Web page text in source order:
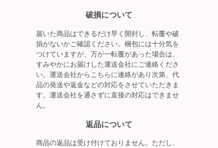
破損について
届いた商品はできるだけ早く開封し、転覆や破
損がないかご確認ください。梱包には十分気を
つけていますが、万が一転覆があった場合は、
すみやかにお届けした運送会社にご連絡くださ
い。運送会社からこちらに連絡があり次第、代
品の発送や返金などの対応をさせていただきま
す。運送会社を通さずに直接の対応はできませ
ん。
返品について
商品の返品は受け付けておりません。ただし、